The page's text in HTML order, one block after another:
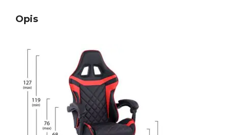
Opis